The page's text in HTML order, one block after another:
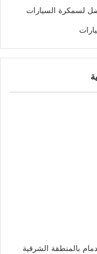
لسمكرة السيارات
بالمنطقة الشرقية